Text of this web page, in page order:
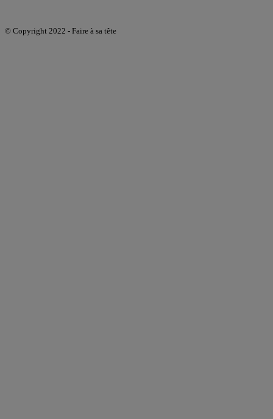
© Copyright 2022 - Faire à sa tête